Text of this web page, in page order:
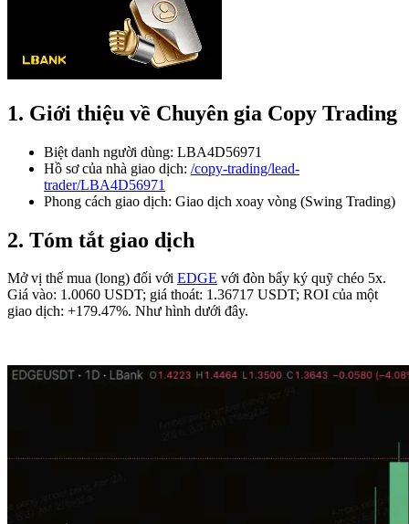
1. Giới thiệu về Chuyên gia Copy Trading
Biệt danh người dùng: LBA4D56971
Hồ sơ của nhà giao dịch: /copy-trading/lead-
trader/LBA4D56971
Phong cách giao dịch: Giao dịch xoay vòng (Swing Trading)
2. Tóm tắt giao dịch
Mở vị thế mua (long) đối với EDGE với đòn bẩy ký quỹ chéo 5x.
Giá vào: 1.0060 USDT; giá thoát: 1.36717 USDT; ROI của một
giao dịch: +179.47%. Như hình dưới đây.